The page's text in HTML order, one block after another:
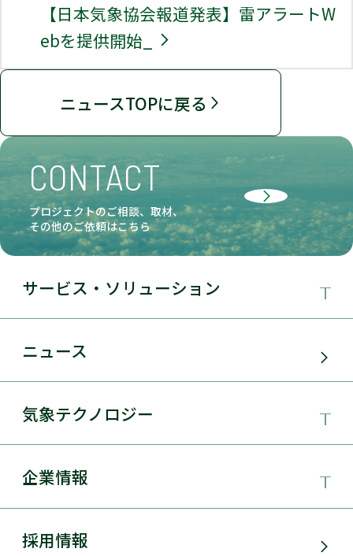
【日本気象協会報道発表】雷アラートW
ebを提供開始_
ニュースTOPに戻る
CONTACT
プロジェクトのご相談、取材、
その他のご依頼はこちら
サービス・ソリューション
サービス・ソリューション
太陽光発電
ニュース
気象テクノロジー
気象テクノロジー
総合数値気象予測システムSYNFOS
企業情報
日本気象協会とは
採用情報